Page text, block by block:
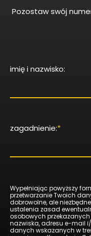
Pozostaw swój
imię i nazwisko:
zagadnienie:*
Wypełniając powyższy
przetwarzanie Twoich
dobrowolne, ale
ustalenia zasad
osobowych przekazanych
nazwiska, adresu e-mail
danych wskazanych w